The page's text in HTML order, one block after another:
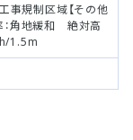
事規制区域【その他
角地緩和 絶対高
1.5m